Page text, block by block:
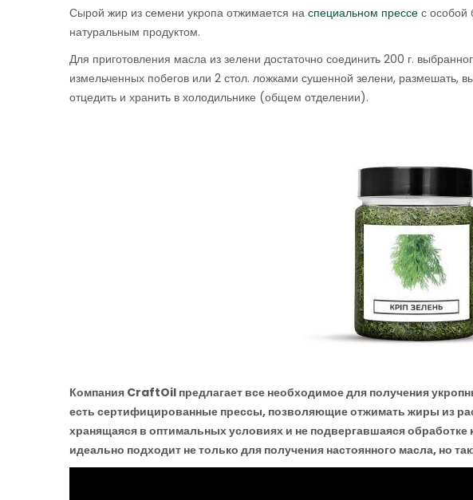
Сырой жир из семени укропа отжимается на специальном прессе с особой
натуральным продуктом.
Для приготовления масла из зелени достаточно соединить 200 г.
измельченных побегов или 2 стол. ложками сушенной зелени, размешать,
отцедить и хранить в холодильнике (общем отделении).
Компания CraftOil предлагает все необходимое для получения
есть сертифицированные прессы, позволяющие отжимать жиры из
хранящаяся в оптимальных условиях и не подвергавшаяся
идеально подходит не только для получения настоянного масла, но